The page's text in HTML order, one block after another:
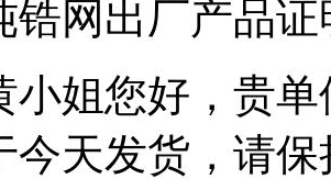
锆网出厂产品
小姐您好，贵
今天发货，请